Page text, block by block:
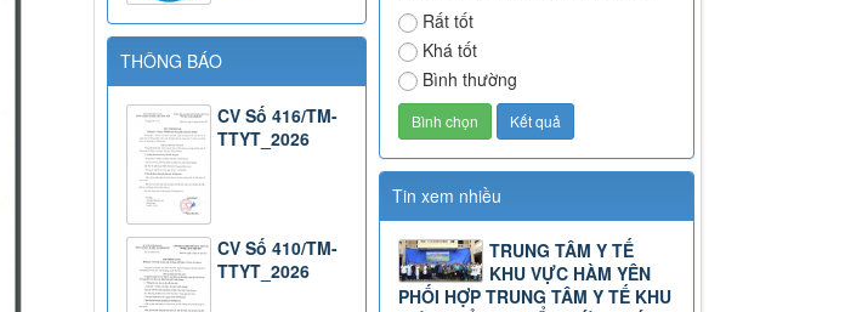
Rất tốt
Khá tốt
Bình thường
Tin xem nhiều
TRUNG TÂM Y TẾ
KHU VỰC HÀM YÊN
PHỐI HỢP TRUNG TÂM Y TẾ KHU
THÔNG BÁO
CV Số 416/TM-
TTYT_2026
CV Số 410/TM-
TTYT_2026